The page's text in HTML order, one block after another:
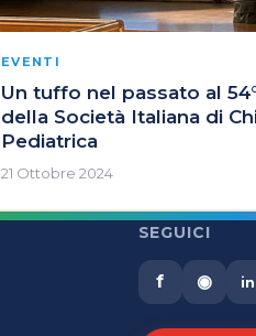
EVENTI
Un tuffo nel passato al
della Società Italiana di
Pediatrica
21 Ottobre 2024
SEGUICI
f ◉ in